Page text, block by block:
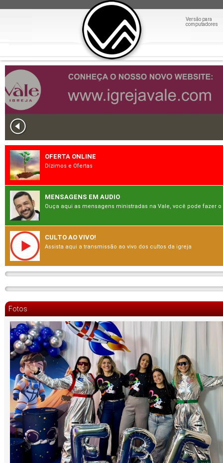
Versão para
computadores
OFERTA ONLINE
Dízimos e Ofertas
MENSAGENS EM AUDIO
Ouça aqui as mensagens ministradas na Vale, você pode fazer o
CULTO AO VIVO!
Assista aqui a transmissão ao vivo dos cultos da igreja
Fotos